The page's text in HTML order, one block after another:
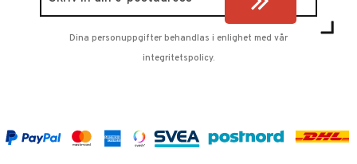
Dina personuppgifter behandlas i enlighet med vår
integritetspolicy.